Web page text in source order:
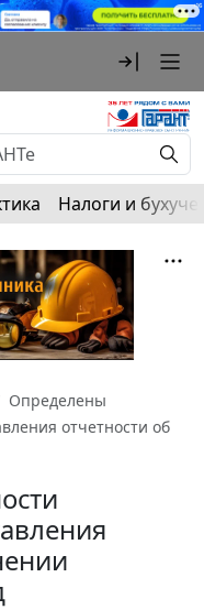
Налоги и
Определены
отчетности об